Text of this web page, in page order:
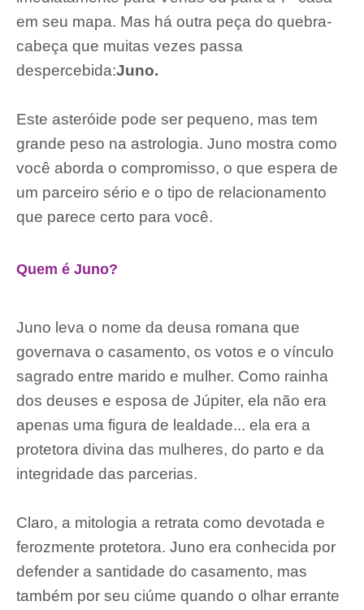
em seu mapa. Mas há outra peça do quebra-
cabeça que muitas vezes passa
despercebida:Juno.
Este asteróide pode ser pequeno, mas tem
grande peso na astrologia. Juno mostra como
você aborda o compromisso, o que espera de
um parceiro sério e o tipo de relacionamento
que parece certo para você.
Quem é Juno?
Juno leva o nome da deusa romana que
governava o casamento, os votos e o vínculo
sagrado entre marido e mulher. Como rainha
dos deuses e esposa de Júpiter, ela não era
apenas uma figura de lealdade... ela era a
protetora divina das mulheres, do parto e da
integridade das parcerias.
Claro, a mitologia a retrata como devotada e
ferozmente protetora. Juno era conhecida por
defender a santidade do casamento, mas
também por seu ciúme quando o olhar errante